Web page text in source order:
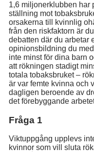
1,6 miljonerklubben har
ställning mot
orsakerna till kvinnlig
från den riskfaktorn är
debatten där du arbetar
opinionsbildning du
inte minst för dina barn
att rökningen stadigt
totala tobaksbruket –
är var femte kvinna och
dagligen beroende av
det förebyggande
Fråga 1
Viktuppgång upplevs
kvinnor som vill sluta